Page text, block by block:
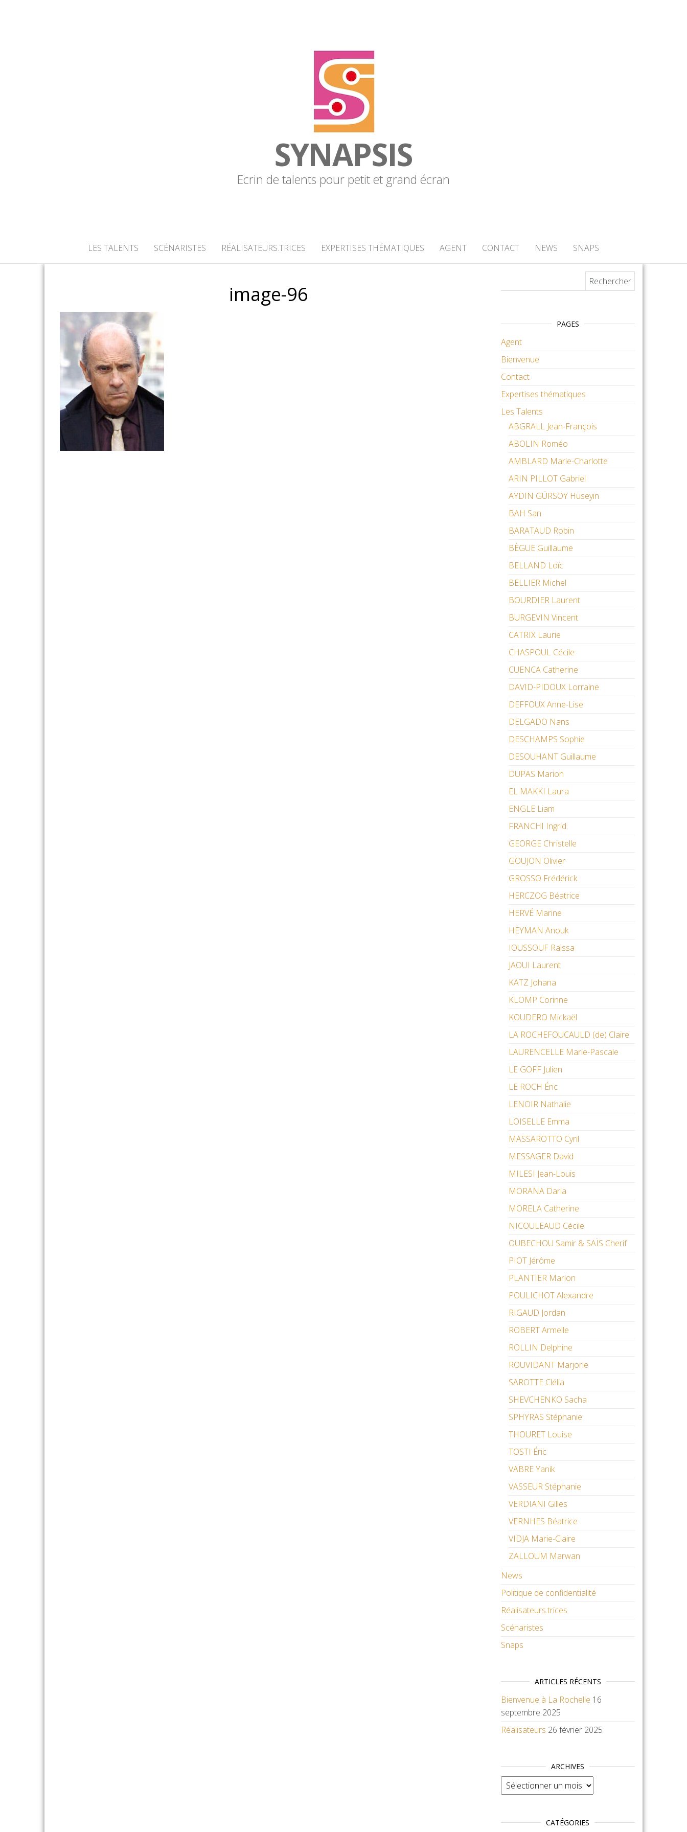
SYNAPSIS
Ecrin de talents pour petit et grand écran
LES TALENTS SCÉNARISTES RÉALISATEURS.TRICES EXPERTISES THÉMATIQUES AGENT CONTACT NEWS SNAPS
image-96
PAGES
Agent
Bienvenue
Contact
Expertises thématiques
Les Talents
ABGRALL Jean-François
ABOLIN Roméo
AMBLARD Marie-Charlotte
ARIN PILLOT Gabriel
AYDIN GÜRSOY Hüseyin
BAH San
BARATAUD Robin
BÈGUE Guillaume
BELLAND Loïc
BELLIER Michel
BOURDIER Laurent
BURGEVIN Vincent
CATRIX Laurie
CHASPOUL Cécile
CUENCA Catherine
DAVID-PIDOUX Lorraine
DEFFOUX Anne-Lise
DELGADO Nans
DESCHAMPS Sophie
DESOUHANT Guillaume
DUPAS Marion
EL MAKKI Laura
ENGLE Liam
FRANCHI Ingrid
GEORGE Christelle
GOUJON Olivier
GROSSO Frédérick
HERCZOG Béatrice
HERVÉ Marine
HEYMAN Anouk
IOUSSOUF Raïssa
JAOUI Laurent
KATZ Johana
KLOMP Corinne
KOUDERO Mickaël
LA ROCHEFOUCAULD (de) Claire
LAURENCELLE Marie-Pascale
LE GOFF Julien
LE ROCH Éric
LENOIR Nathalie
LOISELLE Emma
MASSAROTTO Cyril
MESSAGER David
MILESI Jean-Louis
MORANA Daria
MORELA Catherine
NICOULEAUD Cécile
OUBECHOU Samir & SAÏS Cherif
PIOT Jérôme
PLANTIER Marion
POULICHOT Alexandre
RIGAUD Jordan
ROBERT Armelle
ROLLIN Delphine
ROUVIDANT Marjorie
SAROTTE Clélia
SHEVCHENKO Sacha
SPHYRAS Stéphanie
THOURET Louise
TOSTI Éric
VABRE Yanik
VASSEUR Stéphanie
VERDIANI Gilles
VERNHES Béatrice
VIDJA Marie-Claire
ZALLOUM Marwan
News
Politique de confidentialité
Réalisateurs.trices
Scénaristes
Snaps
ARTICLES RÉCENTS
Bienvenue à La Rochelle 16
septembre 2025
Réalisateurs 26 février 2025
ARCHIVES
Archives
CATÉGORIES